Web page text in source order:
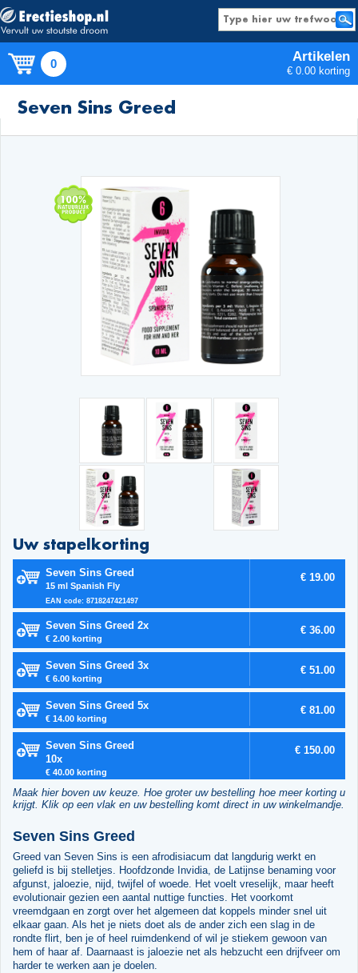
0 Artikelen
€ 0.00 korting
Producten
Seven Sins Greed
Uw stapelkorting
Seven Sins Greed
15 ml Spanish Fly
EAN code: 8718247421497
€ 19.00
Seven Sins Greed 2x
€ 2.00 korting
€ 36.00
Seven Sins Greed 3x
€ 6.00 korting
€ 51.00
Seven Sins Greed 5x
€ 14.00 korting
€ 81.00
Seven Sins Greed
10x
€ 40.00 korting
€ 150.00
Maak hier boven uw keuze. Hoe groter uw bestelling hoe meer korting u
krijgt. Klik op een vlak en uw bestelling komt direct in uw winkelmandje.
Seven Sins Greed
Greed van Seven Sins is een afrodisiacum dat langdurig werkt en
geliefd is bij stelletjes. Hoofdzonde Invidia, de Latijnse benaming voor
afgunst, jaloezie, nijd, twijfel of woede. Het voelt vreselijk, maar heeft
evolutionair gezien een aantal nuttige functies. Het voorkomt
vreemdgaan en zorgt over het algemeen dat koppels minder snel uit
elkaar gaan. Als het je niets doet als de ander zich een slag in de
rondte flirt, ben je of heel ruimdenkend of wil je stiekem gewoon van
hem of haar af. Daarnaast is jaloezie net als hebzucht een drijfveer om
harder te werken aan je doelen.